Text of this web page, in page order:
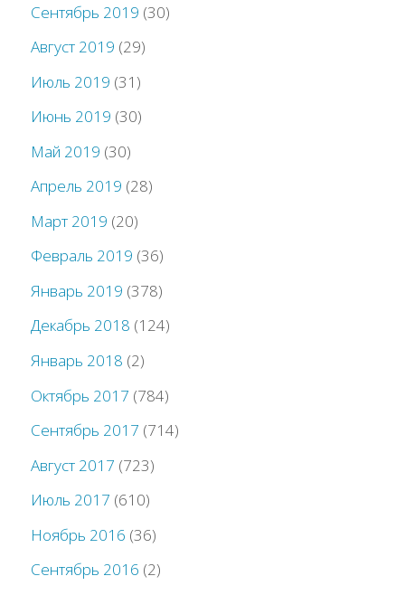
Сентябрь 2019 (30)
Август 2019 (29)
Июль 2019 (31)
Июнь 2019 (30)
Май 2019 (30)
Апрель 2019 (28)
Март 2019 (20)
Февраль 2019 (36)
Январь 2019 (378)
Декабрь 2018 (124)
Январь 2018 (2)
Октябрь 2017 (784)
Сентябрь 2017 (714)
Август 2017 (723)
Июль 2017 (610)
Ноябрь 2016 (36)
Сентябрь 2016 (2)